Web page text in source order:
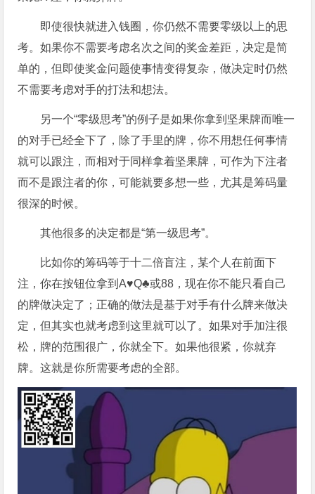
即使很快就进入钱圈，你仍然不需要零级以上的思
考。如果你不需要考虑名次之间的奖金差距，决定是简
单的，但即使奖金问题使事情变得复杂，做决定时仍然
不需要考虑对手的打法和想法。
另一个“零级思考”的例子是如果你拿到坚果牌而唯一
的对手已经全下了，除了手里的牌，你不用想任何事情
就可以跟注，而相对于同样拿着坚果牌，可作为下注者
而不是跟注者的你，可能就要多想一些，尤其是筹码量
很深的时候。
其他很多的决定都是“第一级思考”。
比如你的筹码等于十二倍盲注，某个人在前面下
注，你在按钮位拿到A♥Q♣或88，现在你不能只看自己
的牌做决定了；正确的做法是基于对手有什么牌来做决
定，但其实也就考虑到这里就可以了。如果对手加注很
松，牌的范围很广，你就全下。如果他很紧，你就弃
牌。这就是你所需要考虑的全部。